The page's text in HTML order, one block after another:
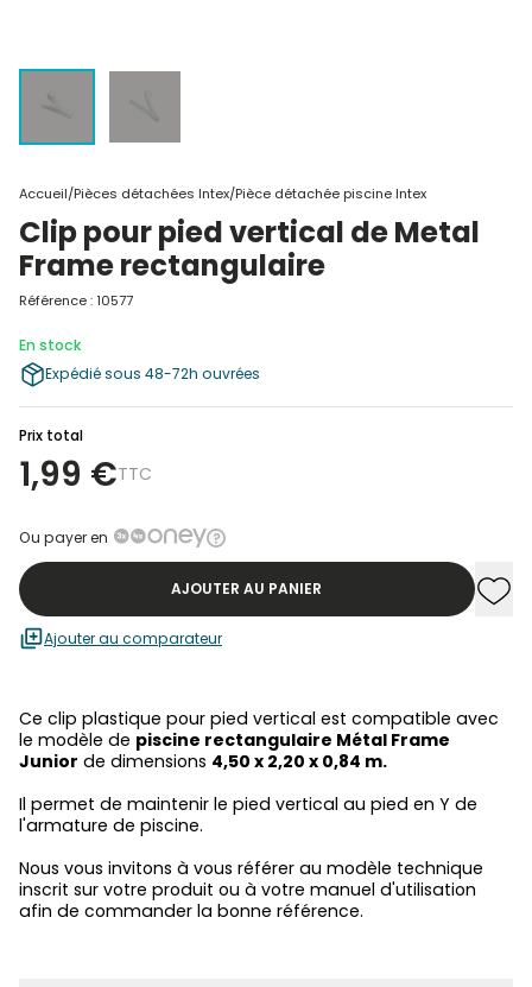
Accueil/Pièces détachées Intex/Pièce détachée piscine Intex
Clip pour pied vertical de Metal
Frame rectangulaire
Référence : 10577
En stock
Expédié sous 48-72h ouvrées
Prix total
1,99 €TTC
Ou payer en
AJOUTER AU PANIER
Ajouter au comparateur
Ce clip plastique pour pied vertical est compatible avec
le modèle de piscine rectangulaire Métal Frame
Junior de dimensions 4,50 x 2,20 x 0,84 m.
Il permet de maintenir le pied vertical au pied en Y de
l'armature de piscine.
Nous vous invitons à vous référer au modèle technique
inscrit sur votre produit ou à votre manuel d'utilisation
afin de commander la bonne référence.